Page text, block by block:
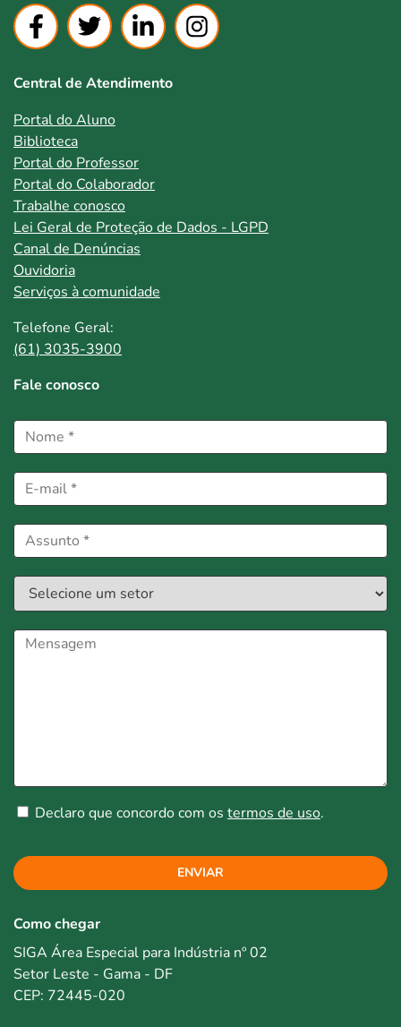
Central de Atendimento
Portal do Aluno
Biblioteca
Portal do Professor
Portal do Colaborador
Trabalhe conosco
Lei Geral de Proteção de Dados - LGPD
Canal de Denúncias
Ouvidoria
Serviços à comunidade
Telefone Geral:
(61) 3035-3900
Fale conosco
Declaro que concordo com os termos de uso.
ENVIAR
Como chegar
SIGA Área Especial para Indústria nº 02
Setor Leste - Gama - DF
CEP: 72445-020